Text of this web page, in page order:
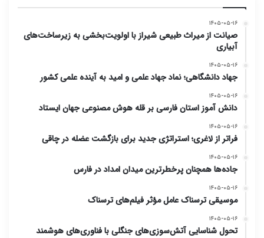
۱۴۰۵-۰۵-۱۶
صیانت از میراث طبیعی شیراز با اولویت‌بخشی به زیرساخت‌های
آبیاری
۱۴۰۵-۰۵-۱۶
جهاد دانشگاهی؛ نماد جهاد علمی و امید به آینده علمی کشور
۱۴۰۵-۰۵-۱۶
دانش آموز استان فارسی بر قله هوش مصنوعی جهان ایستاد
۱۴۰۵-۰۵-۱۶
فراتر از لاغری؛ استراتژی جدید برای بازگشت عضله در چاقی
۱۴۰۵-۰۵-۱۶
جاده‌ها همچنان پرخطرترین میدان امداد در فارس
۱۴۰۵-۰۵-۱۶
موسیقی ترسناک عامل مؤثر فیلم‌های ترسناک
۱۴۰۵-۰۵-۱۶
تحول شناسایی آتش‌سوزی‌های جنگلی با فناوری‌های هوشمند